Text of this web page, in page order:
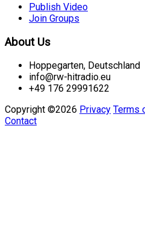
Publish Video
Join Groups
About Us
Hoppegarten, Deutschland
info@rw-hitradio.eu
+49 176 29991622
Copyright ©2026 Privacy Terms
Contact